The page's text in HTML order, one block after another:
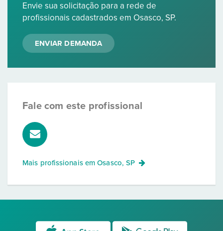
Envie sua solicitação para a rede de
profissionais cadastrados em Osasco, SP.
ENVIAR DEMANDA
Fale com este profissional
Mais profissionais emOsasco, SP